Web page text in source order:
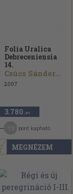
MEGNÉZEM
Folia Uralica
Debreceniensia
14.
Csúcs Sándor...
2007
3.780 ,-Ft
pont kapható